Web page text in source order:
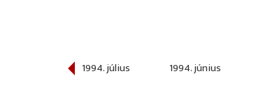
szeptember 1994. július 1994. június